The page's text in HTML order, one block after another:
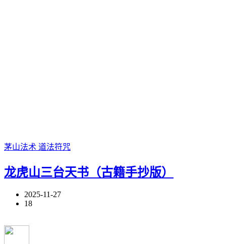
茅山法术 道法符咒
龙虎山三台天书（古籍手抄版）
2025-11-27
18